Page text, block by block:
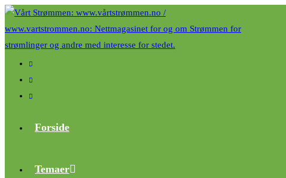
Forside
Temaer